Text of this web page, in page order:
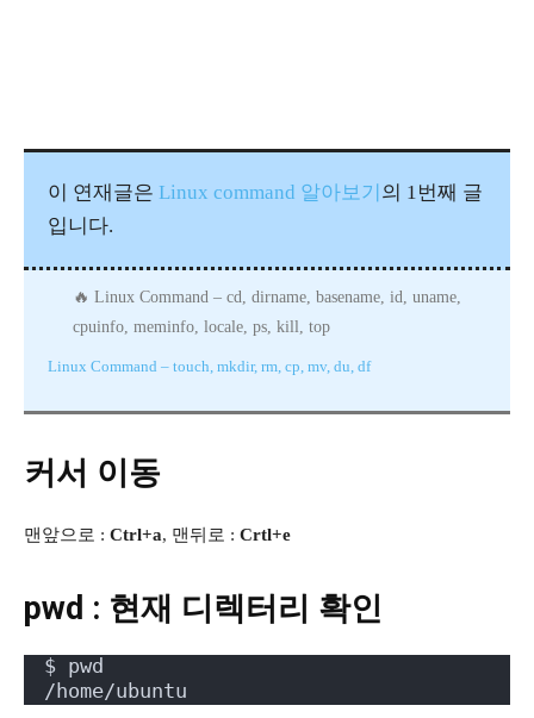
이 연재글은 Linux command 알아보기 의 1번째 글
입니다.
Linux Command – cd, dirname, basename, id, uname,
cpuinfo, meminfo, locale, ps, kill, top
Linux Command – touch, mkdir, rm, cp, mv, du, df
커서 이동
맨앞으로 : Ctrl+a, 맨뒤로 : Crtl+e
pwd : 현재 디렉터리 확인
$ pwd
/home/ubuntu